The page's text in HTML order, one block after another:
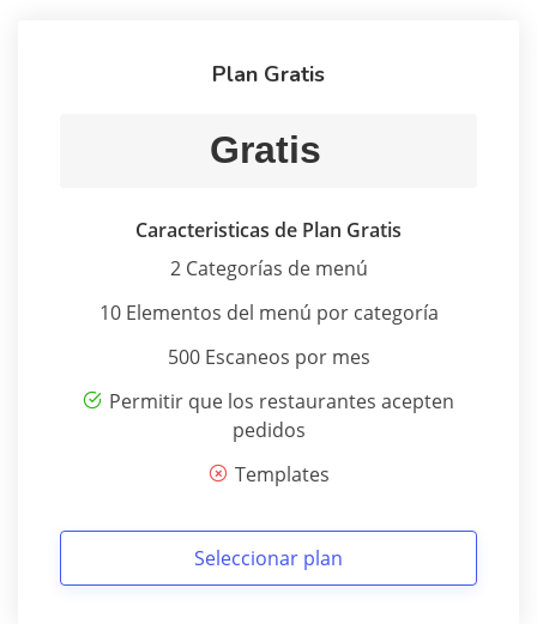
Plan Gratis
Gratis
Caracteristicas de Plan Gratis
2 Categorías de menú
10 Elementos del menú por categoría
500 Escaneos por mes
Permitir que los restaurantes acepten
pedidos
Templates
Seleccionar plan